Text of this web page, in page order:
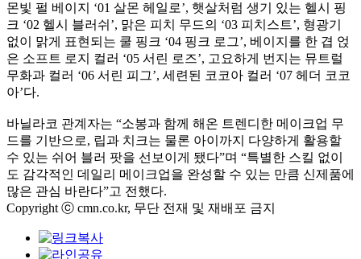
몬빛 펄 베이지 ‘01 살몬 헤일로’, 햇살처럼 생기 있는 헬시 핑
크 ‘02 헬시 블러쉬’, 맑은 피치 무드의 ‘03 피치스트’, 형광기
없이 맑게 표현되는 쿨 핑크 ‘04 핑크 로그’, 베이지를 한 겹 얹
은 소프트 로지 컬러 ‘05 서린 로즈’, 고요하게 번지는 뮤트럴
무화과 컬러 ‘06 서린 피그’, 세련된 코코아 컬러 ‘07 헤더 코코
아’다.
바닐라코 관계자는 “소봉과 함께 해온 트렌디한 메이크업 무
드를 기반으로, 립과 치크는 물론 아이까지 다양하게 활용할
수 있는 쉬어 블러 팟을 선보이게 됐다”며 “특별한 스킬 없이
도 감각적인 데일리 메이크업을 완성할 수 있는 만큼 신제품에
많은 관심 바란다”고 전했다.
Copyright ⓒ cmn.co.kr, 무단 전재 및 재배포 금지